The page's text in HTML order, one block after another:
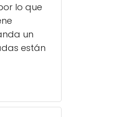
lo que
un
están